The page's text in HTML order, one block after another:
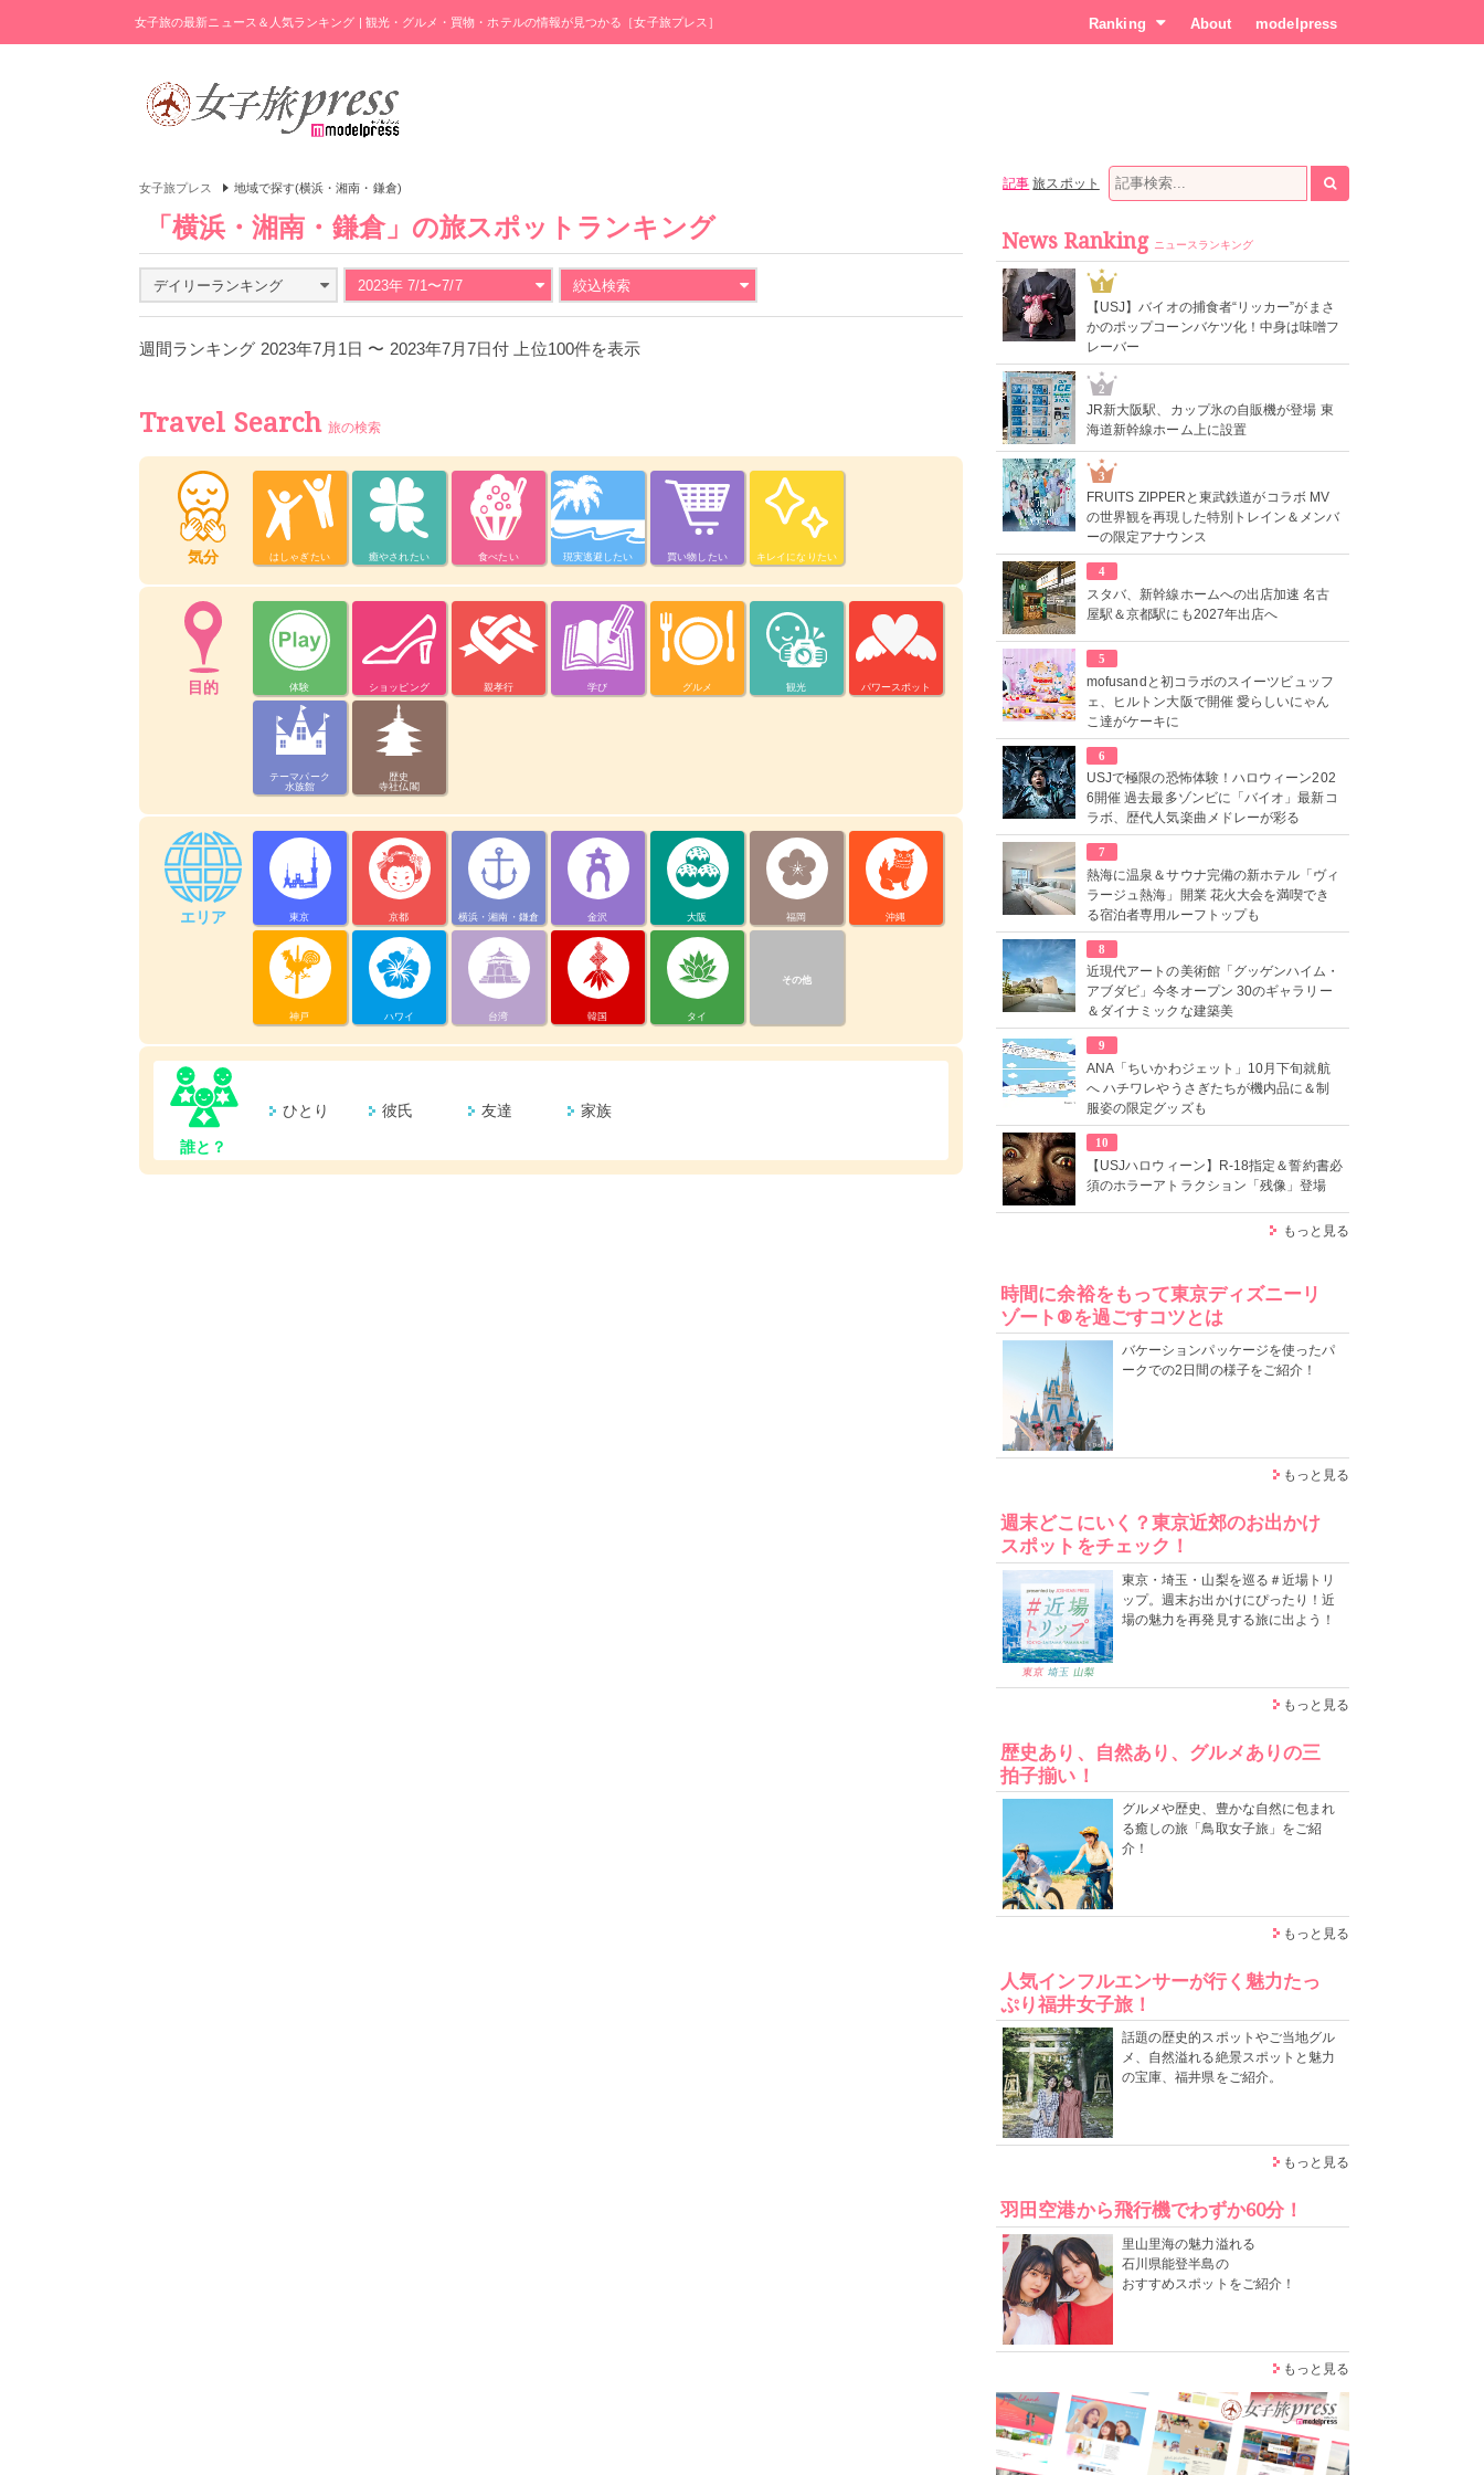
女子旅の最新ニュース＆人気ランキング | 観光・グルメ・買物・ホテルの情報が見つかる［女子旅プレス］ Ranking About modelpress
女子旅プレス 地域で探す(横浜・湘南・鎌倉)
「横浜・湘南・鎌倉」の旅スポットランキング
デイリーランキング 2023年 7/1〜7/7 絞込検索
週間ランキング 2023年7月1日 〜 2023年7月7日付 上位100件を表示
Travel Search 旅の検索
気分 はしゃぎたい 癒やされたい 食べたい 現実逃避したい 買い物したい キレイになりたい
目的 体験 ショッピング 親孝行 学び グルメ 観光 パワースポット
テーマパーク
水族館
歴史
寺社仏閣
エリア 東京 京都 横浜・湘南・鎌倉 金沢 大阪 福岡 沖縄
神戸 ハワイ 台湾 韓国 タイ
その他
誰と？
ひとり 彼氏 友達 家族
記事 旅スポット
News Ranking ニュースランキング
1
【USJ】バイオの捕食者“リッカー”がまさ
かのポップコーンバケツ化！中身は味噌フ
レーバー
2
JR新大阪駅、カップ氷の自販機が登場 東
海道新幹線ホーム上に設置
3
FRUITS ZIPPERと東武鉄道がコラボ MV
の世界観を再現した特別トレイン＆メンバ
ーの限定アナウンス
4
スタバ、新幹線ホームへの出店加速 名古
屋駅＆京都駅にも2027年出店へ
5
mofusandと初コラボのスイーツビュッフ
ェ、ヒルトン大阪で開催 愛らしいにゃん
こ達がケーキに
6
USJで極限の恐怖体験！ハロウィーン202
6開催 過去最多ゾンビに「バイオ」最新コ
ラボ、歴代人気楽曲メドレーが彩る
7
熱海に温泉＆サウナ完備の新ホテル「ヴィ
ラージュ熱海」開業 花火大会を満喫でき
る宿泊者専用ルーフトップも
8
近現代アートの美術館「グッゲンハイム・
アブダビ」今冬オープン 30のギャラリー
＆ダイナミックな建築美
9
ANA「ちいかわジェット」10月下旬就航
へ ハチワレやうさぎたちが機内品に＆制
服姿の限定グッズも
10
【USJハロウィーン】R-18指定＆誓約書必
須のホラーアトラクション「残像」登場
もっと見る
時間に余裕をもって東京ディズニーリ
ゾート®を過ごすコツとは
バケーションパッケージを使ったパ
ークでの2日間の様子をご紹介！
もっと見る
週末どこにいく？東京近郊のお出かけ
スポットをチェック！
東京・埼玉・山梨を巡る＃近場トリ
ップ。週末お出かけにぴったり！近
場の魅力を再発見する旅に出よう！
もっと見る
歴史あり、自然あり、グルメありの三
拍子揃い！
グルメや歴史、豊かな自然に包まれ
る癒しの旅「鳥取女子旅」をご紹
介！
もっと見る
人気インフルエンサーが行く魅力たっ
ぷり福井女子旅！
話題の歴史的スポットやご当地グル
メ、自然溢れる絶景スポットと魅力
の宝庫、福井県をご紹介。
もっと見る
羽田空港から飛行機でわずか60分！
里山里海の魅力溢れる
石川県能登半島の
おすすめスポットをご紹介！
もっと見る